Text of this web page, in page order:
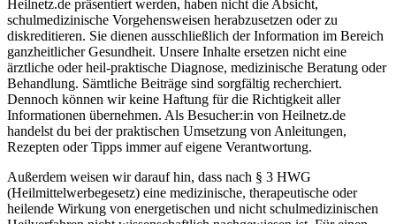
Heilnetz.de präsentiert werden, haben nicht die Absicht,
schulmedizinische Vorgehensweisen herabzusetzen oder zu
diskreditieren. Sie dienen ausschließlich der Information im Bereich
ganzheitlicher Gesundheit. Unsere Inhalte ersetzen nicht eine
ärztliche oder heil-praktische Diagnose, medizinische Beratung oder
Behandlung. Sämtliche Beiträge sind sorgfältig recherchiert.
Dennoch können wir keine Haftung für die Richtigkeit aller
Informationen übernehmen. Als Besucher:in von Heilnetz.de
handelst du bei der praktischen Umsetzung von Anleitungen,
Rezepten oder Tipps immer auf eigene Verantwortung.
Außerdem weisen wir darauf hin, dass nach § 3 HWG
(Heilmittelwerbegesetz) eine medizinische, therapeutische oder
heilende Wirkung von energetischen und nicht schulmedizinischen